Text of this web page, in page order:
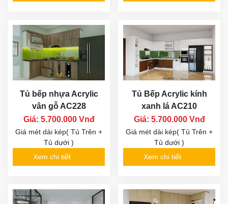
Tủ bếp nhựa Acrylic
vân gỗ AC228
Giá: 5.700.000 Vnđ
Giá mét dài kép( Tủ Trên +
Tủ dưới )
Xem chi tiết
Tủ Bếp Acrylic kính
xanh lá AC210
Giá: 5.700.000 Vnđ
Giá mét dài kép( Tủ Trên +
Tủ dưới )
Xem chi tiết